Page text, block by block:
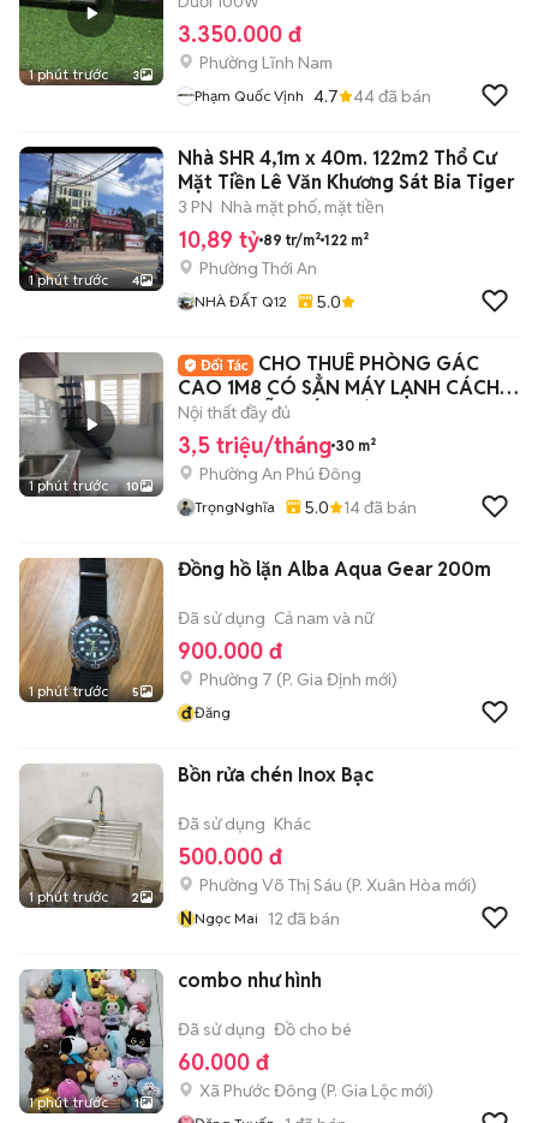
1 phút trước 3
3.350.000 đ
Phường Lĩnh Nam
Phạm Quốc Vịnh 4.7 44đã bán
1 phút trước 4
Nhà SHR 4,1m x 40m. 122m2 Thổ Cư
Mặt Tiền Lê Văn Khương Sát Bia Tiger
3 PN Nhà mặt phố, mặt tiền
10,89 tỷ 89 tr/m² 122 m²
Phường Thới An
NHÀ ĐẤT Q12 5.0
1 phút trước 10
CHO THUÊ PHÒNG GÁC
CAO 1M8 CÓ SẲN MÁY LẠNH CÁCH
ĐH NGUYỄN TẤT THÀNH 5P
Nội thất đầy đủ
3,5 triệu/tháng 30 m²
Phường An Phú Đông
TrọngNghĩa 5.0 14đã bán
1 phút trước 5
Đồng hồ lặn Alba Aqua Gear 200m
Đã sử dụng Cả nam và nữ
900.000 đ
Phường 7 (P. Gia Định mới)
đĐăng
1 phút trước 2
Bồn rửa chén Inox Bạc
Đã sử dụng Khác
500.000 đ
Phường Võ Thị Sáu (P. Xuân Hòa mới)
NNgọc Mai 12 đã bán
1 phút trước 1
combo như hình
Đã sử dụng Đồ cho bé
60.000 đ
Xã Phước Đông (P. Gia Lộc mới)